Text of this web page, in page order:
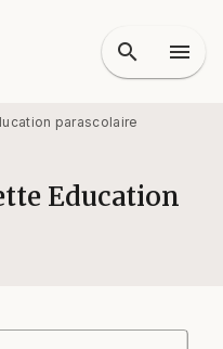
search menu
parascolaire
Education